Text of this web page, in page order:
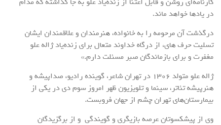
در یادها خواهد ماند.
درگذشت آن مرحومه را به خانواده، هنرمندان و علاقمندان ایشان
تسلیت حرف های، از درگاه خداوند متعال برای زنده‌یاد ژاله علو
مغفرت و برای بازماندگان صبر مسئلت دارم.»
ژاله علو متولد 1306 در تهران شاعر، گوینده رادیو، صداپیشه و
هنرپیشه تئاتر، سینما و تلویزیون ظهر امروز سوم دی در یکی از
بیمارستان‌های تهران چشم از جهان فروبست.
وی از پیشکسوتان عرصه بازیگری و گویندگی و از برگزیدگان